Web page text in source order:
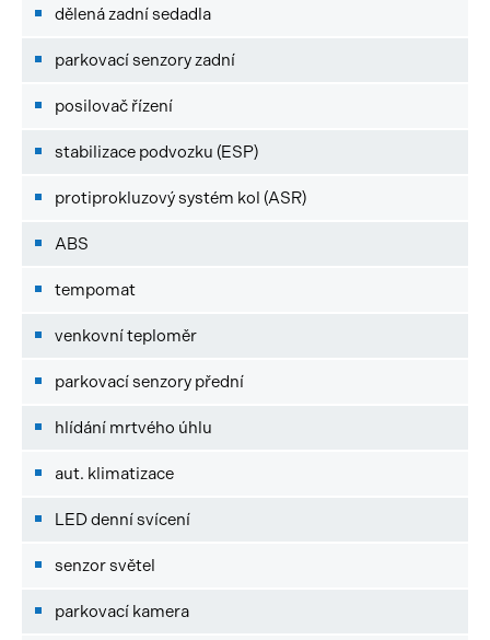
dělená zadní sedadla
parkovací senzory zadní
posilovač řízení
stabilizace podvozku (ESP)
protiprokluzový systém kol (ASR)
ABS
tempomat
venkovní teploměr
parkovací senzory přední
hlídání mrtvého úhlu
aut. klimatizace
LED denní svícení
senzor světel
parkovací kamera